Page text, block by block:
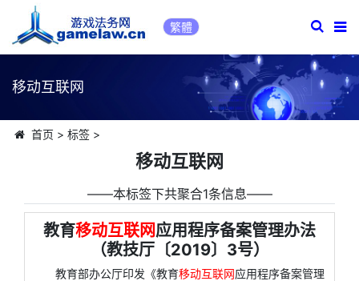
繁體
移动互联网
首页 > 标签>
移动互联网
――本标签下共聚合1条信息――
教育移动互联网应用程序备案管理办法
（教技厅〔2019〕3号）
教育部办公厅印发《教育移动互联网应用程序备案管理